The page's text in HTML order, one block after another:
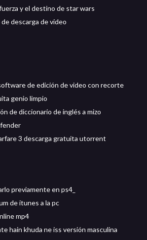
y ​​el destino de star wars
descarga de video
de edición de video con recorte
genio limpio
de diccionario de inglés a mizo
3 descarga gratuita utorrent
previamente en ps4_
de itunes a la pc
mp4
hain khuda ne iss versión masculina